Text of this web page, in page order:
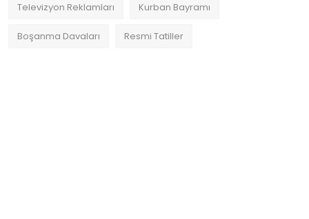
Televizyon Reklamları Kurban Bayramı
Boşanma Davaları Resmi Tatiller